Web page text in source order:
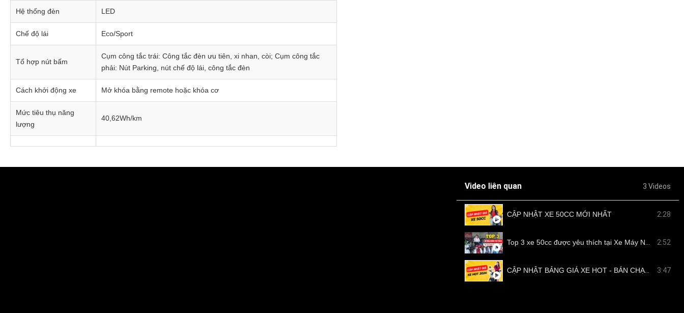
Hệ thống đèn LED
Chế độ lái Eco/Sport
Tổ hợp nút bấm
Cụm công tắc trái: Công tắc đèn ưu tiên, xi nhan, còi; Cụm công tắc
phải: Nút Parking, nút chế độ lái, công tắc đèn
Cách khởi động xe Mở khóa bằng remote hoặc khóa cơ
Mức tiêu thụ năng
lượng
40,62Wh/km
Video liên quan 3 Videos
CẬP NHẬT XE 50CC MỚI NHẤT 2:28
2:52
3:47